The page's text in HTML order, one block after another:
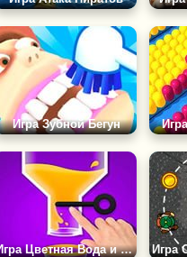
Игра Зубной Бегун
Игра Цветная Вода и Булавка